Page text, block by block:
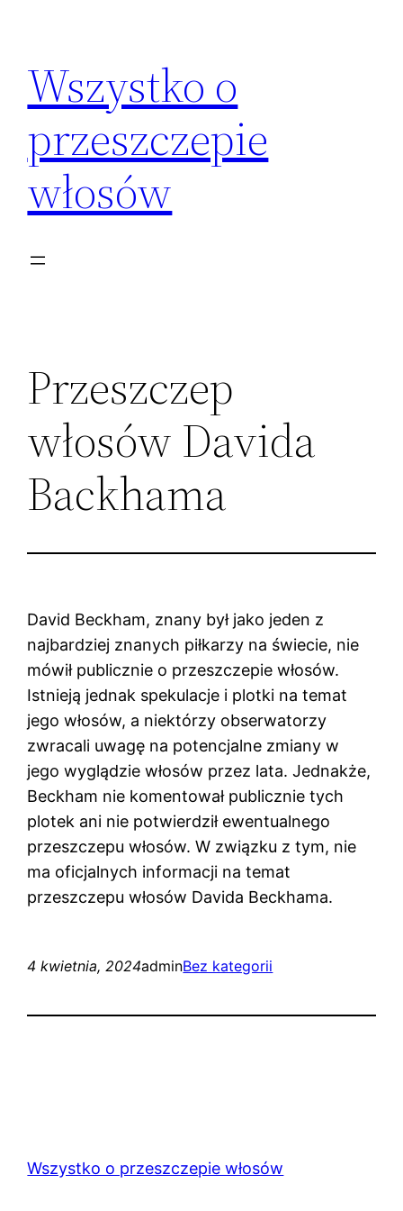
treści
Wszystko o
przeszczepie
włosów
Przeszczep
włosów Davida
Backhama
David Beckham, znany był jako jeden z
najbardziej znanych piłkarzy na świecie, nie
mówił publicznie o przeszczepie włosów.
Istnieją jednak spekulacje i plotki na temat
jego włosów, a niektórzy obserwatorzy
zwracali uwagę na potencjalne zmiany w
jego wyglądzie włosów przez lata. Jednakże,
Beckham nie komentował publicznie tych
plotek ani nie potwierdził ewentualnego
przeszczepu włosów. W związku z tym, nie
ma oficjalnych informacji na temat
przeszczepu włosów Davida Beckhama.
4 kwietnia, 2024adminBez kategorii
Wszystko o przeszczepie włosów